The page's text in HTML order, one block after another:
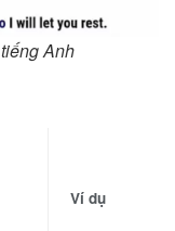
Anh
Ví dụ